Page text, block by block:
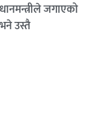
जगाएको
उस्तै